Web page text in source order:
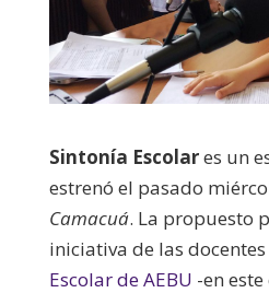
Sintonía Escolares un
estrenó el pasado
Camacuá. La propuesto
iniciativa de las docentes
Escolar de AEBU -en